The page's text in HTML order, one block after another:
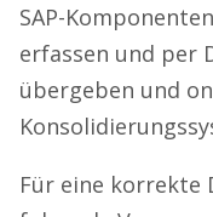
SAP-
erfassen und per
übergeben und
Für eine korrekte